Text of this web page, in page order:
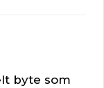
byte som